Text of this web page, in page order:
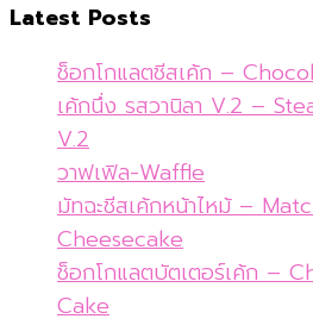
Latest Posts
ช็อกโกแลตชีสเค้ก –
เค้กนึ่ง รสวานิลา V.2 –
V.2
วาฟเฟิล-Waffle
มัทฉะชีสเค้กหน้าไหม้ –
Cheesecake
ช็อกโกแลตบัตเตอร์เค้ก –
Cake